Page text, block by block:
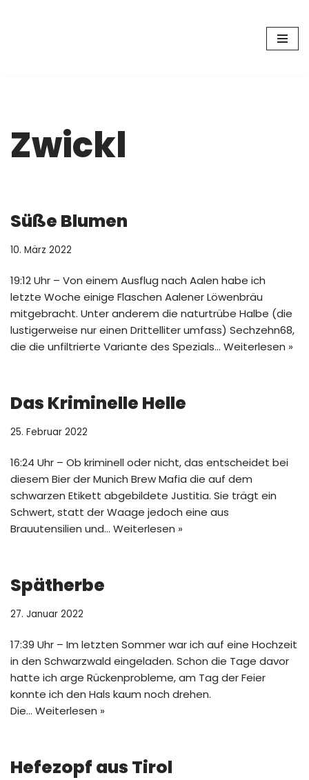
Zwickl
Süße Blumen
10. März 2022
19:12 Uhr – Von einem Ausflug nach Aalen habe ich
letzte Woche einige Flaschen Aalener Löwenbräu
mitgebracht. Unter anderem die naturtrübe Halbe (die
lustigerweise nur einen Drittelliter umfass) Sechzehn68,
die die unfiltrierte Variante des Spezials… Weiterlesen »
Das Kriminelle Helle
25. Februar 2022
16:24 Uhr – Ob kriminell oder nicht, das entscheidet bei
diesem Bier der Munich Brew Mafia die auf dem
schwarzen Etikett abgebildete Justitia. Sie trägt ein
Schwert, statt der Waage jedoch eine aus
Brauutensilien und… Weiterlesen »
Spätherbe
27. Januar 2022
17:39 Uhr – Im letzten Sommer war ich auf eine Hochzeit
in den Schwarzwald eingeladen. Schon die Tage davor
hatte ich arge Rückenprobleme, am Tag der Feier
konnte ich den Hals kaum noch drehen.
Die… Weiterlesen »
Hefezopf aus Tirol